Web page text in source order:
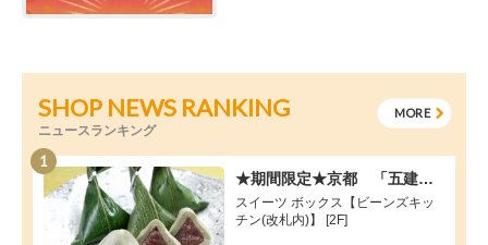
SHOP NEWS RANKING
ニュースランキング
MORE
1
★期間限定★京都 「五建外良屋」が出店！
スイーツ ボックス【ビーンズキッ
チン(改札内)】 [2F]